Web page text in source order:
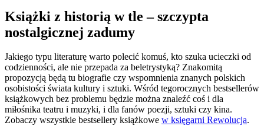
Książki z historią w tle – szczypta
nostalgicznej zadumy
Jakiego typu literaturę warto polecić komuś, kto szuka ucieczki od
codzienności, ale nie przepada za beletrystyką? Znakomitą
propozycją będą tu biografie czy wspomnienia znanych polskich
osobistości świata kultury i sztuki. Wśród tegorocznych bestsellerów
książkowych bez problemu będzie można znaleźć coś i dla
miłośnika teatru i muzyki, i dla fanów poezji, sztuki czy kina.
Zobaczy wszystkie bestsellery książkowe w księgarni Rewolucja.